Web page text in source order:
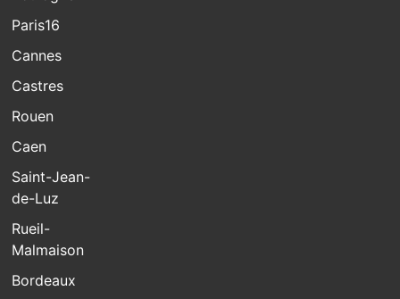
Paris16
Cannes
Castres
Rouen
Caen
Saint-Jean-
de-Luz
Rueil-
Malmaison
Bordeaux